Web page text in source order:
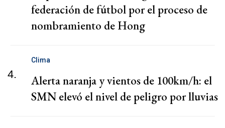
federación de fútbol por el proceso de
nombramiento de Hong
4.
Clima
Alerta naranja y vientos de 100km/h: el
SMN elevó el nivel de peligro por lluvias